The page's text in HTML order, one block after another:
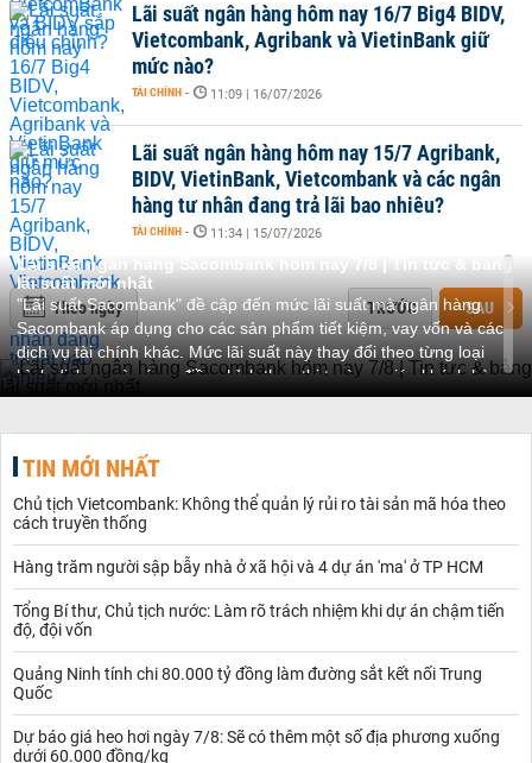
Lãi suất ngân hàng hôm nay 16/7 Big4 BIDV,
Vietcombank, Agribank và VietinBank giữ
mức nào?
TÀI CHÍNH - 11:09 | 16/07/2026
Lãi suất ngân hàng hôm nay 15/7 Agribank,
BIDV, VietinBank, Vietcombank và các ngân
hàng tư nhân đang trả lãi bao nhiêu?
TÀI CHÍNH - 11:34 | 15/07/2026
Theo ngày TRƯỚC SAU
Lãi suất ngân hàng Sacombank hôm nay 7/8 | Tin tức & bảng
lãi suất mới nhất
"Lãi suất Sacombank" đề cập đến mức lãi suất mà ngân hàng
Sacombank áp dụng cho các sản phẩm tiết kiệm, vay vốn và các
dịch vụ tài chính khác. Mức lãi suất này thay đổi theo từng loại
hình dịch vụ và có sự điều chỉnh theo thị trường, giúp khách hàng
lựa chọn các giải pháp tài chính phù hợp.
hấp dẫn cho cả tiết kiệm có kỳ hạn và không kỳ hạn. Đặc biệt,
hình thức gửi tiết kiệm online tại
suất cao hơn, giúp khách hàng tối ưu hóa lợi nhuận. Ngân hàng
cũng thường xuyên triển khai các chương trình ưu đãi, hỗ trợ
khách hàng gia tăng giá trị cho khoản tiền gửi.
- Cung cấp lãi suất vay linh hoạt cho các sản phẩm như vay tiêu
dùng, vay mua nhà, vay thế chấp và vay tín chấp. Lãi suất vay
cạnh tranh, phù hợp với nhu cầu tài chính đa dạng của khách
hàng, đồng thời thủ tục xét duyệt nhanh chóng và thuận tiện. Đối
với vay thẻ tín dụng, lãi suất được áp dụng cho các khoản chi tiêu
vượt hạn mức và được tính theo tháng.
- Cập nhật lãi suất hàng tháng, giúp khách hàng dễ dàng theo dõi
và đưa ra quyết định tài chính hợp lý. Bảng lãi suất chi tiết được
TIN MỚI NHẤT
Chủ tịch Vietcombank: Không thể quản lý rủi ro tài sản mã hóa theo
cách truyền thống
Hàng trăm người sập bẫy nhà ở xã hội và 4 dự án 'ma' ở TP HCM
Tổng Bí thư, Chủ tịch nước: Làm rõ trách nhiệm khi dự án chậm tiến
độ, đội vốn
Quảng Ninh tính chi 80.000 tỷ đồng làm đường sắt kết nối Trung
Quốc
Dự báo giá heo hơi ngày 7/8: Sẽ có thêm một số địa phương xuống
dưới 60.000 đồng/kg